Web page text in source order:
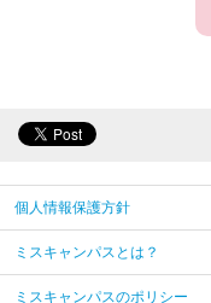
個人情報保護方針
ミスキャンパスとは？
ミスキャンパスのポリシー